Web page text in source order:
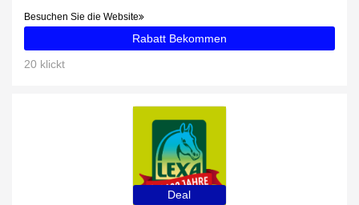
Besuchen Sie die Website
Rabatt Bekommen
20 klickt
Deal